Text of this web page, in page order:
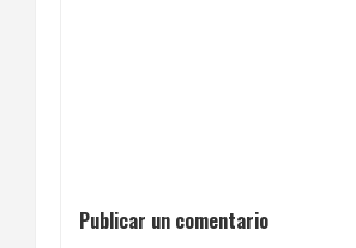
Publicar un comentario